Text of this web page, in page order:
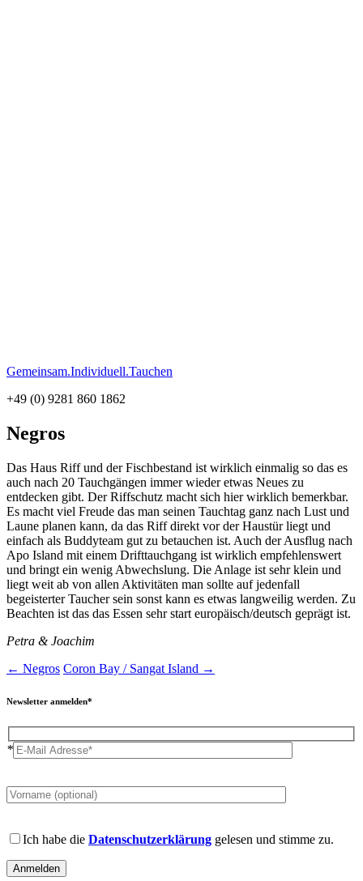
Gemeinsam.Individuell.Tauchen
+49 (0) 9281 860 1862
Negros
Das Haus Riff und der Fischbestand ist wirklich einmalig so das es
auch nach 20 Tauchgängen immer wieder etwas Neues zu
entdecken gibt. Der Riffschutz macht sich hier wirklich bemerkbar.
Es macht viel Freude das man seinen Tauchtag ganz nach Lust und
Laune planen kann, da das Riff direkt vor der Haustür liegt und
einfach als Buddyteam gut zu betauchen ist. Auch der Ausflug nach
Apo Island mit einem Drifttauchgang ist wirklich empfehlenswert
und bringt ein wenig Abwechslung. Die Anlage ist sehr klein und
liegt weit ab von allen Aktivitäten man sollte auf jedenfall
begeisterter Taucher sein sonst kann es etwas langweilig werden. Zu
Beachten ist das das Essen sehr start europäisch/deutsch geprägt ist.
Petra & Joachim
← Negros Coron Bay / Sangat Island →
Newsletter anmelden*
*
leave
empty.
leave
field
Ich habe die Datenschutzerklärung gelesen und stimme zu.